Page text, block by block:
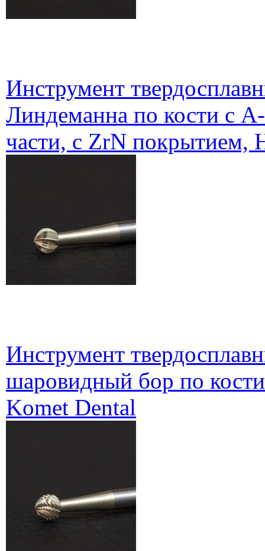
Инструмент
Линдеманна по кости с
части, с ZrN покрытием,
Инструмент
шаровидный бор по
Komet Dental